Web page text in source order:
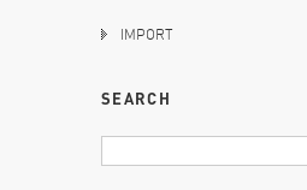
IMPORT
SEARCH